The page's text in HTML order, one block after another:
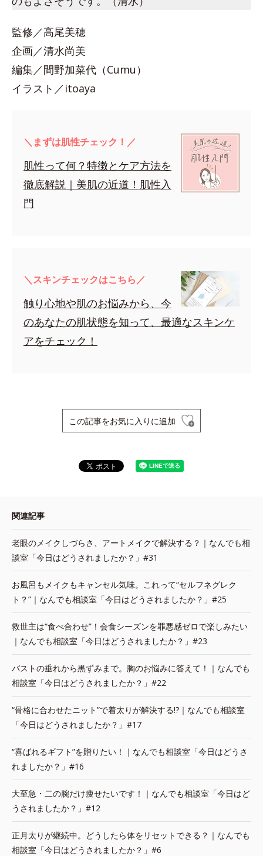
監修／高尾美穂
企画／清水尚美
編集／間野加菜代（Cumu）
イラスト／itoaya
＼まずは肌性チェック！／
肌性って何？特徴とケア方法を
徹底解説｜美肌の近道！肌性入
門
＼スキンチェックはこちら／
触り心地や肌のお悩みから、今
のあなたの肌状態を知って、最適なスキンケ
アをチェック！
この記事をお気に入りに追加
関連記事
老眼のメイクしづらさ、アートメイクで解決する？｜なんでも相
談室「今日はどうされましたか？」#31
お風呂もメイクもキャンセル気味。これって“セルフネグレク
ト？”｜なんでも相談室「今日はどうされましたか？」#25
救世主は“食べ合わせ”！会食シーズンを罪悪感ゼロで楽しみたい
｜なんでも相談室「今日はどうされましたか？」#23
バストの垂れから黒ずみまで。胸のお悩みに答えて！｜なんでも
相談室「今日はどうされましたか？」#22
“骨格に合わせたニット”で着太りが解決する!?｜なんでも相談室
「今日はどうされましたか？」#17
“喜ばれるギフト”を贈りたい！｜なんでも相談室「今日はどうさ
れましたか？」#16
大至急・二の腕だけ痩せたいです！｜なんでも相談室「今日はど
うされましたか？」#12
正月太りが継続中。どうしたら体をリセットできる？｜なんでも
相談室「今日はどうされましたか？」#6